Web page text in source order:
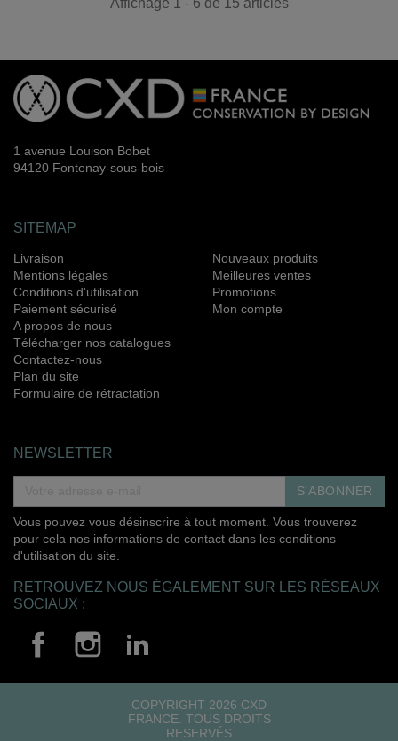
Affichage 1 - 6 de 15 articles
1 avenue Louison Bobet
94120 Fontenay-sous-bois
SITEMAP
Livraison
Mentions légales
Conditions d'utilisation
Paiement sécurisé
A propos de nous
Télécharger nos catalogues
Contactez-nous
Plan du site
Formulaire de rétractation
Nouveaux produits
Meilleures ventes
Promotions
Mon compte
NEWSLETTER
S’ABONNER
Vous pouvez vous désinscrire à tout moment. Vous trouverez
pour cela nos informations de contact dans les conditions
d'utilisation du site.
RETROUVEZ NOUS ÉGALEMENT SUR LES RÉSEAUX
SOCIAUX :
COPYRIGHT 2026 CXD
FRANCE. TOUS DROITS
RESERVÉS